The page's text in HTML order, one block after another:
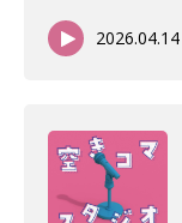
2026.04.14